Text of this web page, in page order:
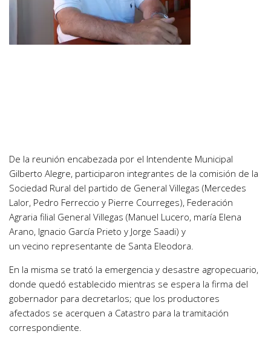
De la reunión encabezada por el Intendente Municipal
Gilberto Alegre, participaron integrantes de la comisión de la
Sociedad Rural del partido de General Villegas (Mercedes
Lalor, Pedro Ferreccio y Pierre Courreges), Federación
Agraria filial General Villegas (Manuel Lucero, maría Elena
Arano, Ignacio García Prieto y Jorge Saadi) y
un vecino representante de Santa Eleodora.
En la misma se trató la emergencia y desastre agropecuario,
donde quedó establecido mientras se espera la firma del
gobernador para decretarlos; que los productores
afectados se acerquen a Catastro para la tramitación
correspondiente.